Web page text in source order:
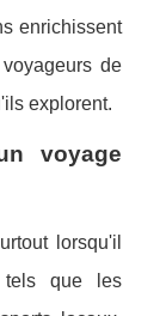
enrichissent
de
explorent.
voyage
lorsqu'il
tels que les